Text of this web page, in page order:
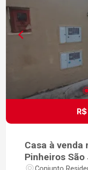
Casa à venda